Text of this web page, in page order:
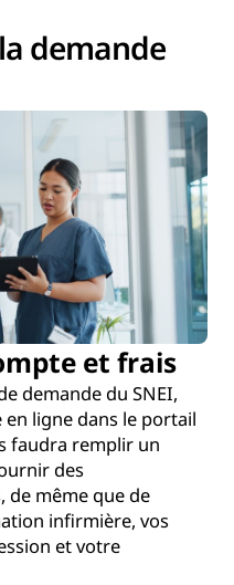
demande
et frais
demande du SNEI,
ligne dans le portail
faudra remplir un
des
de même que de
infirmière, vos
et votre